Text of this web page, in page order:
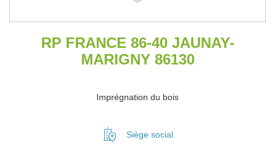
RP FRANCE 86-40 JAUNAY-
MARIGNY 86130
Imprégnation du bois
Siège social